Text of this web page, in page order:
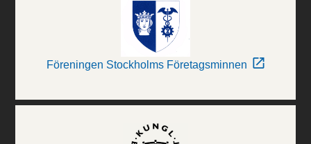
Föreningen Stockholms Företagsminnen